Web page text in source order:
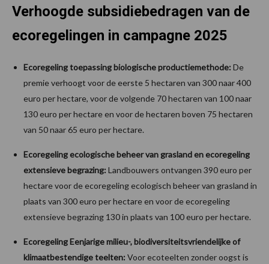
Verhoogde subsidiebedragen van de
ecoregelingen in campagne 2025
Ecoregeling toepassing biologische productiemethode: De
premie verhoogt voor de eerste 5 hectaren van 300 naar 400
euro per hectare, voor de volgende 70 hectaren van 100 naar
130 euro per hectare en voor de hectaren boven 75 hectaren
van 50 naar 65 euro per hectare.
Ecoregeling ecologische beheer van grasland en ecoregeling
extensieve begrazing: Landbouwers ontvangen 390 euro per
hectare voor de ecoregeling ecologisch beheer van grasland in
plaats van 300 euro per hectare en voor de ecoregeling
extensieve begrazing 130 in plaats van 100 euro per hectare.
Ecoregeling Eenjarige milieu-, biodiversiteitsvriendelijke of
klimaatbestendige teelten: Voor ecoteelten zonder oogst is